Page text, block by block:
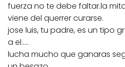
fuerza no te debe faltar.la
viene del querrer curarse.
jose luis, tu padre, es un tipo
a el.....
lucha mucho que ganaras